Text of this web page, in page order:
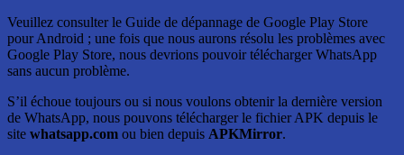
Veuillez consulter le Guide de dépannage de Google Play Store
pour Android ; une fois que nous aurons résolu les problèmes avec
Google Play Store, nous devrions pouvoir télécharger WhatsApp
sans aucun problème.
S’il échoue toujours ou si nous voulons obtenir la dernière version
de WhatsApp, nous pouvons télécharger le fichier APK depuis le
site whatsapp.com ou bien depuis APKMirror.